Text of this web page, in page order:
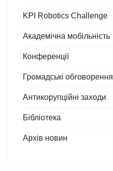
KPI Robotics Challenge
Академічна мобільність
Конференції
Громадські обговорення
Антикорупційні заходи
Бібліотека
Архів новин